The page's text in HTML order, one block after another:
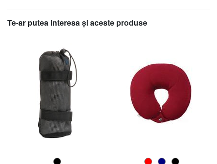
Te-ar putea interesa şi aceste produse